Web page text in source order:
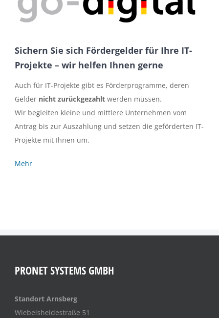
Sichern Sie sich Fördergelder für Ihre IT-
Projekte – wir helfen Ihnen gerne
Auch für IT-Projekte gibt es Förderprogramme, deren
Gelder nicht zurückgezahltwerden müssen.
Wir begleiten kleine und mittlere Unternehmen vom
Antrag bis zur Auszahlung und setzen die geförderten IT-
Projekte mit Ihnen um.
Mehr
PRONET SYSTEMS GMBH
Standort Arnsberg
Wiebelsheidestraße 51